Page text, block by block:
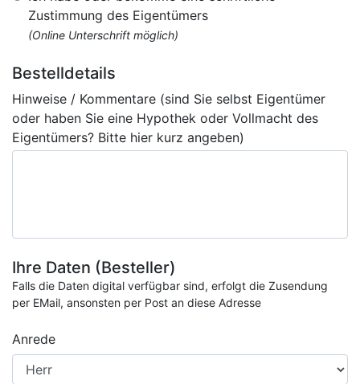
Zustimmung des Eigentümers
(Online Unterschrift möglich)
Bestelldetails
Hinweise / Kommentare (sind Sie selbst Eigentümer
oder haben Sie eine Hypothek oder Vollmacht des
Eigentümers? Bitte hier kurz angeben)
Ihre Daten (Besteller)
Falls die Daten digital verfügbar sind, erfolgt die Zusendung
per EMail, ansonsten per Post an diese Adresse
Anrede